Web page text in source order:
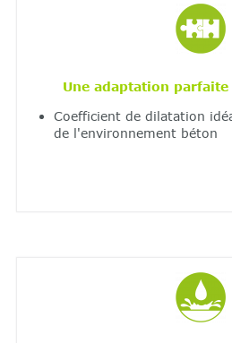
Une adaptation
Coefficient de dilatation
de l'environnement béton